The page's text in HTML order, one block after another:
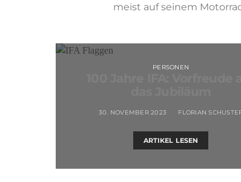
meist auf seinem
PERSONEN
30. NOVEMBER 2023 FLORIAN
ARTIKEL LESEN